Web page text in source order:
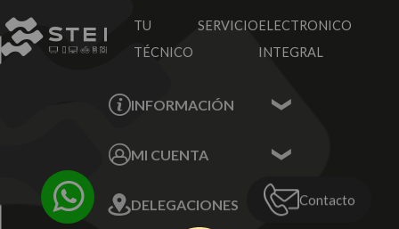
TU SERVICIO
TÉCNICO
ELECTRONICO
INTEGRAL
INFORMACIÓN
Sobre nosotros
MI CUENTA
Mis Direcciones
DELEGACIONES Contacto